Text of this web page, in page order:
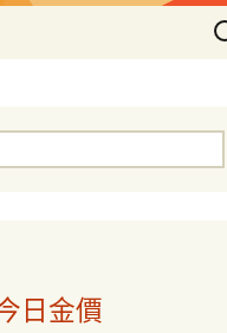
搜
尋
字:
日金價